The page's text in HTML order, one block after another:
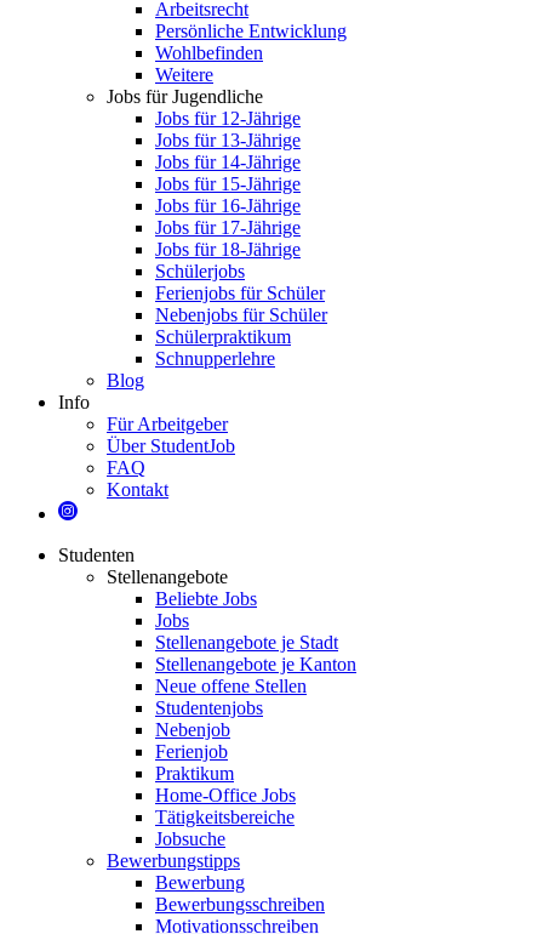
Arbeitsrecht
Persönliche Entwicklung
Wohlbefinden
Weitere
Jobs für Jugendliche
Jobs für 12-Jährige
Jobs für 13-Jährige
Jobs für 14-Jährige
Jobs für 15-Jährige
Jobs für 16-Jährige
Jobs für 17-Jährige
Jobs für 18-Jährige
Schülerjobs
Ferienjobs für Schüler
Nebenjobs für Schüler
Schülerpraktikum
Schnupperlehre
Blog
Info
Für Arbeitgeber
Über StudentJob
FAQ
Kontakt
Studenten
Stellenangebote
Beliebte Jobs
Jobs
Stellenangebote je Stadt
Stellenangebote je Kanton
Neue offene Stellen
Studentenjobs
Nebenjob
Ferienjob
Praktikum
Home-Office Jobs
Tätigkeitsbereiche
Jobsuche
Bewerbungstipps
Bewerbung
Bewerbungsschreiben
Motivationsschreiben